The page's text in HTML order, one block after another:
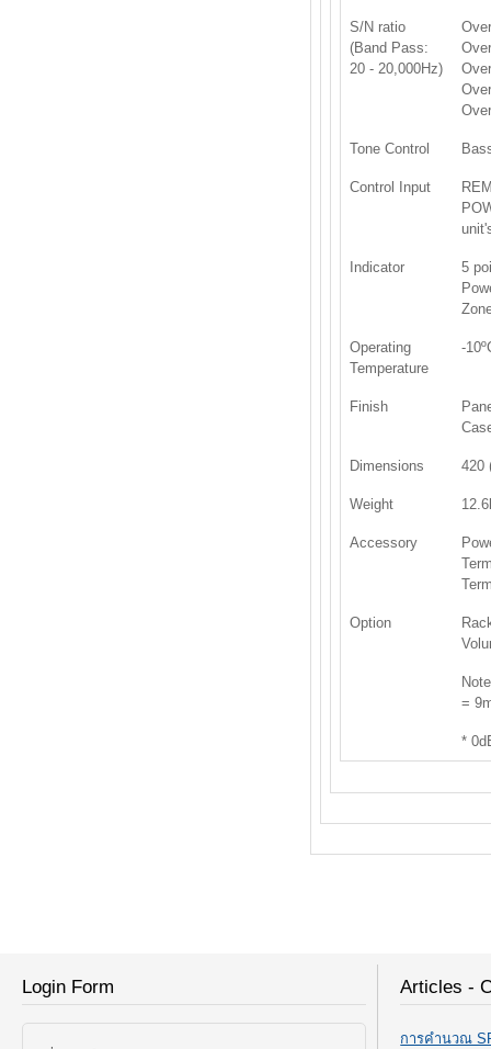
S/N ratio
(Band Pass:
20 - 20,000Hz)
Tone Control
Control Input
Indicator
5
Operating
Temperature
-
Finish
Dimensions 420
Weight
Accessory
Option
=
*
Login Form Articles -
การคำนวณ